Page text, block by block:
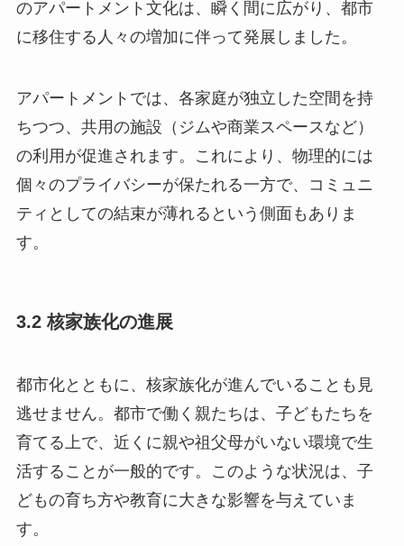
に移住する人々の増加に伴って発展しました。
アパートメントでは、各家庭が独立した空間を持
ちつつ、共用の施設（ジムや商業スペースなど）
の利用が促進されます。これにより、物理的には
個々のプライバシーが保たれる一方で、コミュニ
ティとしての結束が薄れるという側面もありま
す。
3.2 核家族化の進展
都市化とともに、核家族化が進んでいることも見
逃せません。都市で働く親たちは、子どもたちを
育てる上で、近くに親や祖父母がいない環境で生
活することが一般的です。このような状況は、子
どもの育ち方や教育に大きな影響を与えていま
す。